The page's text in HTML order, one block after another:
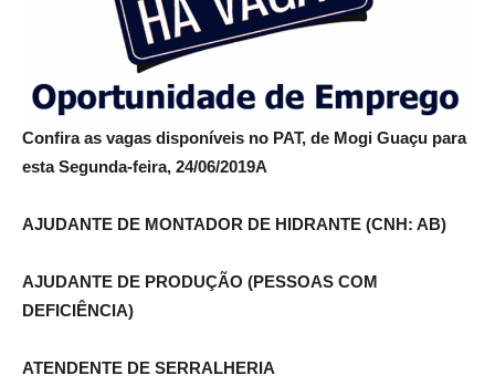
Confira as vagas disponíveis no PAT, de Mogi Guaçu para
esta Segunda-feira, 24/06/2019A
AJUDANTE DE MONTADOR DE HIDRANTE (CNH: AB)
AJUDANTE DE PRODUÇÃO (PESSOAS COM
DEFICIÊNCIA)
ATENDENTE DE SERRALHERIA